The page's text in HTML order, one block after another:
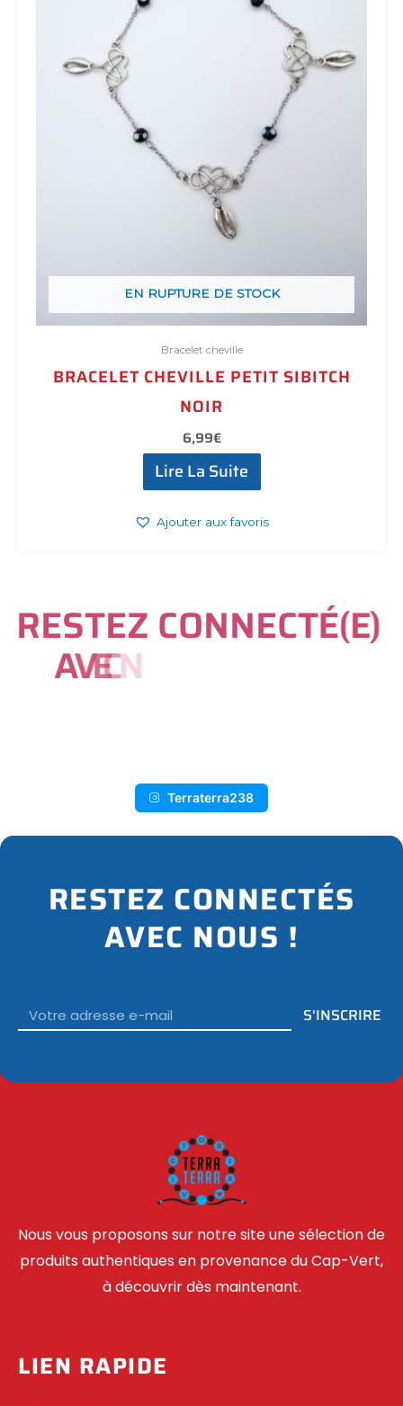
EN RUPTURE DE STOCK
Bracelet cheville
BRACELET CHEVILLE PETIT SIBITCH
NOIR
6,99€
Lire La Suite
Ajouter aux favoris
RESTEZ CONNECTÉ(E)
AVEC
Terraterra238
RESTEZ CONNECTÉS
AVEC NOUS !
S'INSCRIRE
Nous vous proposons sur notre site une sélection de
produits authentiques en provenance du Cap-Vert,
à découvrir dès maintenant.
LIEN RAPIDE